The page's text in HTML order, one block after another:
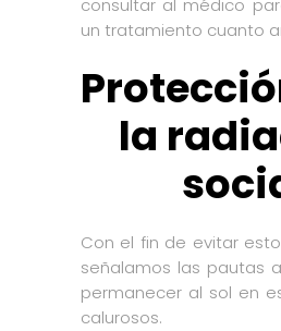
consultar al médico
un tratamiento cuanto
la
Con el fin de evitar
señalamos las pautas
permanecer al sol en
calurosos.